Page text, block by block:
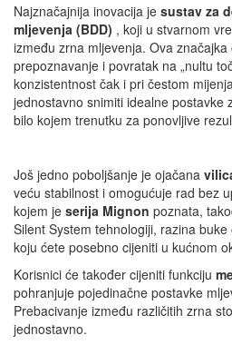
Najznačajnija inovacija je sustav za
mljevenja (BDD) , koji u stvarnom
između zrna mljevenja. Ova
prepoznavanje i povratak na „nultu
konzistentnost čak i pri čestom
jednostavno snimiti idealne postavke
bilo kojem trenutku za ponovljive
Još jedno poboljšanje je ojačana
veću stabilnost i omogućuje rad bez
kojem je serija Mignon poznata,
Silent System tehnologiji, razina
koju ćete posebno cijeniti u kućnom
Korisnici će također cijeniti funkciju
pohranjuje pojedinačne postavke
Prebacivanje između različitih zrna
jednostavno.